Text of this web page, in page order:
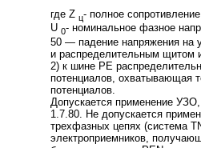
где Z ц- полное
U 0- номинальное фазное
50 — падение напряжения на
и распределительным щитом
2) к шине РЕ
потенциалов, охватывающая
потенциалов.
Допускается применение
1.7.80. Не допускается
трехфазных цепях (система
электроприемников,